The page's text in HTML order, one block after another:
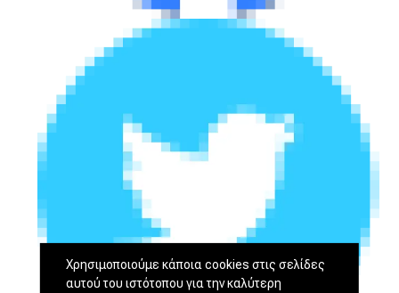
Χρησιμοποιούμε κάποια cookies στις σελίδες
αυτού του ιστότοπου για την καλύτερη